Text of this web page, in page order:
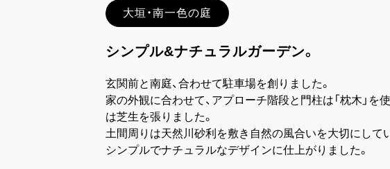
大垣・南一色の庭
シンプル&ナチュラルガーデン。
玄関前と南庭、合わせて駐車場を創りました。
家の外観に合わせて、アプローチ階段と門柱は「枕木」を
は芝生を張りました。
土間周りは天然川砂利を敷き自然の風合いを大切にして
シンプルでナチュラルなデザインに仕上がりました。